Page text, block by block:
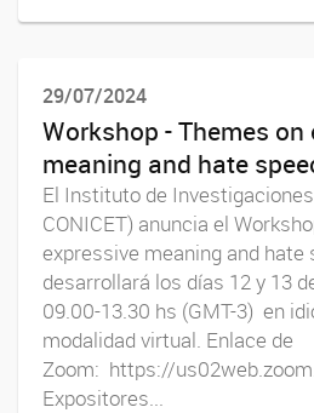
29/07/2024
Workshop - Themes on
meaning and hate
El Instituto de
CONICET) anuncia el
expressive meaning and hate
desarrollará los días 12 y 13
09.00-13.30 hs (GMT-3) en
modalidad virtual. Enlace de
Zoom: https://
Expositores...